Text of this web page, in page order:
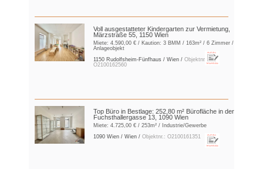
Voll ausgestatteter Kindergarten zur Vermietung,
Märzstraße 55, 1150 Wien
Miete: 4.590,00 € / Kaution: 3 BMM / 163m² / 6 Zimmer /
Anlageobjekt
1150 Rudolfsheim-Fünfhaus / Wien / Objektnr.:
O2100162560
Top Büro in Bestlage: 252,80 m² Bürofläche in der
Fuchsthallergasse 13, 1090 Wien
Miete: 4.725,00 € / 253m² / Industrie/Gewerbe
1090 Wien / Wien / Objektnr.: O2100161351